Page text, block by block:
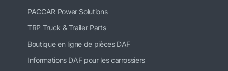
PACCAR Power Solutions
TRP Truck & Trailer Parts
Boutique en ligne de pièces DAF
Informations DAF pour les carrossiers